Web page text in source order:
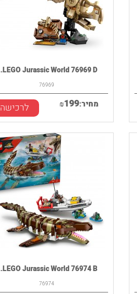
LEGO Jurassic World 76969 D...
76969
מחיר: ₪199 לרכישה
LEGO Jurassic World 76974 B...
76974